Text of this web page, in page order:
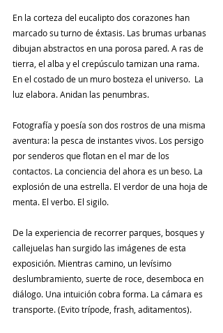
En la corteza del eucalipto dos corazones han
marcado su turno de éxtasis. Las brumas urbanas
dibujan abstractos en una porosa pared. A ras de
tierra, el alba y el crepúsculo tamizan una rama.
En el costado de un muro bosteza el universo.  La
luz elabora. Anidan las penumbras.
Fotografía y poesía son dos rostros de una misma
aventura: la pesca de instantes vivos. Los persigo
por senderos que flotan en el mar de los
contactos. La conciencia del ahora es un beso. La
explosión de una estrella. El verdor de una hoja de
menta. El verbo. El sigilo.
De la experiencia de recorrer parques, bosques y
callejuelas han surgido las imágenes de esta
exposición. Mientras camino, un levísimo
deslumbramiento, suerte de roce, desemboca en
diálogo. Una intuición cobra forma. La cámara es
transporte. (Evito trípode, frash, aditamentos).